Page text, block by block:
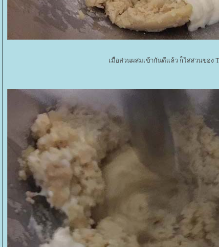
เมื่อส่วนผสมเข้ากันดีแล้ว ก็ใส่ส่วนของ